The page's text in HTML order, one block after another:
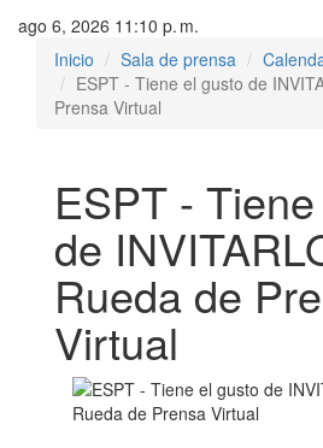
ago 6, 2026 11:10 p. m.
Inicio
Sala de prensa
ESPT - Tiene el gusto de
Prensa Virtual
ESPT -
de
Rueda de
Virtual